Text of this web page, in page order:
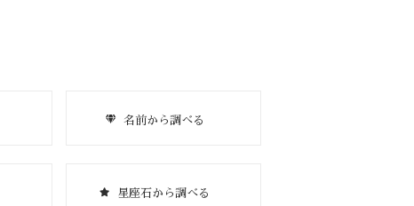
名前から調べる
星座石から調べる